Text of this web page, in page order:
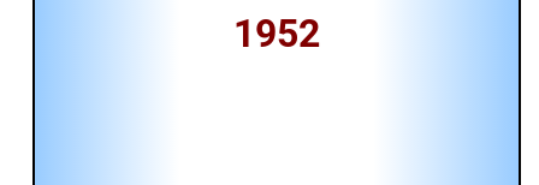
1952